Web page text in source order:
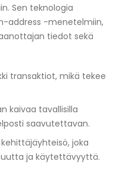
Sen teknologia
address -menetelmiin,
tiedot sekä
transaktiot, mikä tekee
kaivaa tavallisilla
saavutettavan.
joka
ja käytettävyyttä.